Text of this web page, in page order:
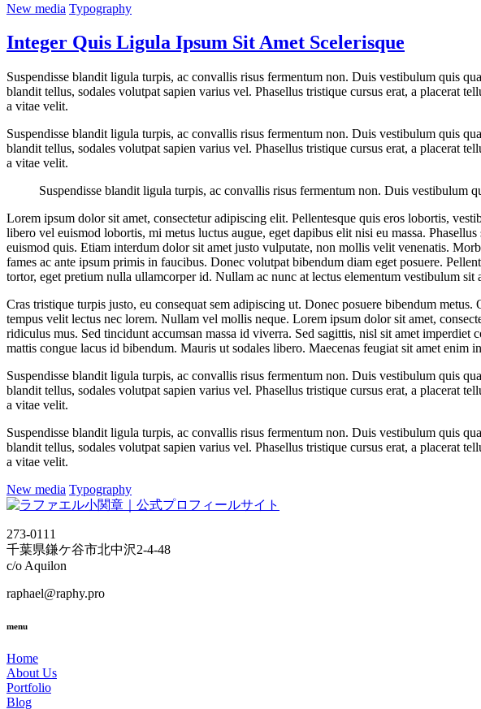
New media Typography
Integer Quis Ligula Ipsum Sit Amet Scelerisque
Suspendisse blandit ligula turpis, ac convallis risus fermentum non. Duis vestibulum quis
blandit tellus, sodales volutpat sapien varius vel. Phasellus tristique cursus erat, a placerat
a vitae velit.
Suspendisse blandit ligula turpis, ac convallis risus fermentum non. Duis vestibulum quis
blandit tellus, sodales volutpat sapien varius vel. Phasellus tristique cursus erat, a placerat
a vitae velit.
Suspendisse blandit ligula turpis, ac convallis risus fermentum non. Duis vestibulum
Lorem ipsum dolor sit amet, consectetur adipiscing elit. Pellentesque quis eros lobortis,
libero vel euismod lobortis, mi metus luctus augue, eget dapibus elit nisi eu massa.
euismod quis. Etiam interdum dolor sit amet justo vulputate, non mollis velit venenatis.
fames ac ante ipsum primis in faucibus. Donec volutpat bibendum diam eget posuere.
tortor, eget pretium nulla ullamcorper id. Nullam ac nunc at lectus elementum vestibulum
Cras tristique turpis justo, eu consequat sem adipiscing ut. Donec posuere bibendum
tempus velit lectus nec lorem. Nullam vel mollis neque. Lorem ipsum dolor sit amet,
ridiculus mus. Sed tincidunt accumsan massa id viverra. Sed sagittis, nisl sit amet
mattis congue lacus id bibendum. Mauris ut sodales libero. Maecenas feugiat sit amet enim
Suspendisse blandit ligula turpis, ac convallis risus fermentum non. Duis vestibulum quis
blandit tellus, sodales volutpat sapien varius vel. Phasellus tristique cursus erat, a placerat
a vitae velit.
Suspendisse blandit ligula turpis, ac convallis risus fermentum non. Duis vestibulum quis
blandit tellus, sodales volutpat sapien varius vel. Phasellus tristique cursus erat, a placerat
a vitae velit.
New media Typography
273-0111
千葉県鎌ケ谷市北中沢2-4-48
c/o Aquilon
raphael@raphy.pro
menu
Home
About Us
Portfolio
Blog